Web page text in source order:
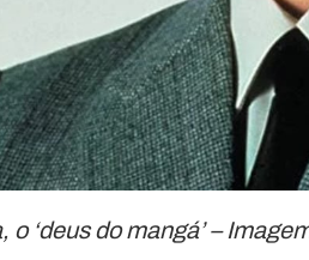
o ‘deus do mangá’ –